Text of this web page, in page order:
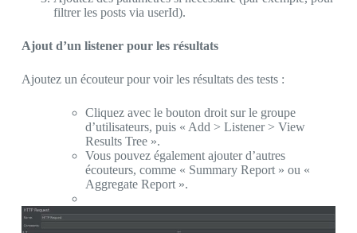
filtrer les posts via userId).
Ajout d’un listener pour les résultats
Ajoutez un écouteur pour voir les résultats des tests :
Cliquez avec le bouton droit sur le groupe
d’utilisateurs, puis « Add > Listener > View
Results Tree ».
Vous pouvez également ajouter d’autres
écouteurs, comme « Summary Report » ou «
Aggregate Report ».